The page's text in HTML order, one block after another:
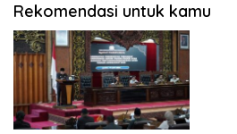
Rekomendasi untuk kamu